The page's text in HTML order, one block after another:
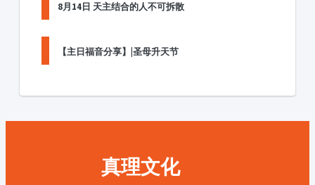
8月14日 天主结合的人不可拆散
【主日福音分享】|圣母升天节
真理文化